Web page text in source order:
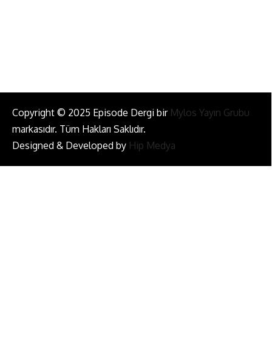
Copyright © 2025 Episode Dergi bir Mylos Yayın Grubu
markasıdır. Tüm Hakları Saklıdır.
Designed & Developed by Hip Medya